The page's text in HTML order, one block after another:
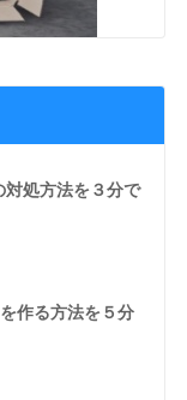
処方法を３分で
作る方法を５分